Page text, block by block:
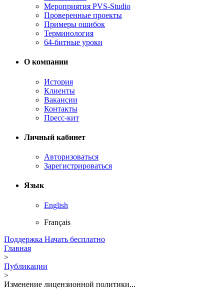
Мероприятия PVS-Studio
Проверенные проекты
Примеры ошибок
Терминология
64-битные уроки
О компании
История
Клиенты
Вакансии
Контакты
Пресс-кит
Личный кабинет
Авторизоваться
Зарегистрироваться
Язык
English
Français
Поддержка Начать бесплатно
Главная
>
Публикации
>
Изменение лицензионной политики...